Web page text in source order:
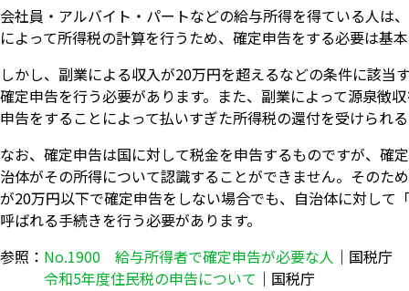
会社員・アルバイト・パートなどの給与所得を得ている人は
によって所得税の計算を行うため、確定申告をする必要は基
しかし、副業による収入が20万円を超えるなどの条件に該当
確定申告を行う必要があります。また、副業によって源泉徴
申告をすることによって払いすぎた所得税の還付を受けられ
なお、確定申告は国に対して税金を申告するものですが、確
治体がその所得について認識することができません。そのた
が20万円以下で確定申告をしない場合でも、自治体に対して
呼ばれる手続きを行う必要があります。
参照： No.1900 給与所得者で確定申告が必要な人 ｜国税庁
令和5年度住民税の申告について ｜国税庁